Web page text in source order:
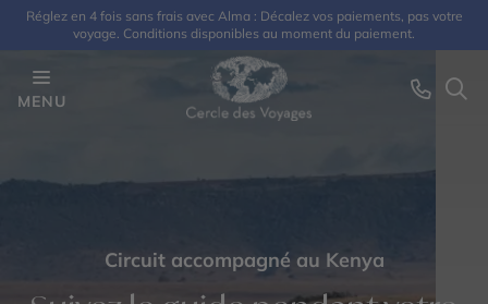
Réglez en 4 fois sans frais avec Alma : Décalez vos paiements, pas votre
voyage. Conditions disponibles au moment du paiement.
MENU
Circuit accompagné au Kenya